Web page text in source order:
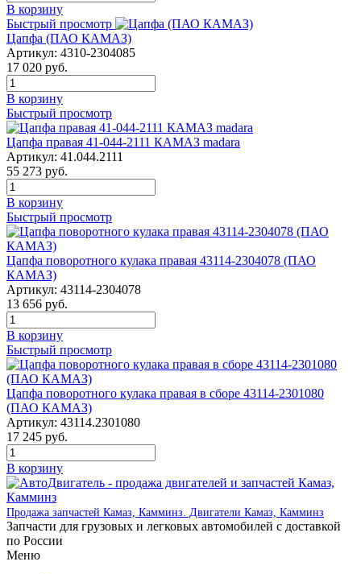
В корзину
Быстрый просмотр
Цапфа (ПАО КАМАЗ)
Артикул: 4310-2304085
17 020 руб.
В корзину
Быстрый просмотр
Цапфа правая 41-044-2111 КАМАЗ madara
Артикул: 41.044.2111
55 273 руб.
В корзину
Быстрый просмотр
Цапфа поворотного кулака правая 43114-2304078 (ПАО
КАМАЗ)
Артикул: 43114-2304078
13 656 руб.
В корзину
Быстрый просмотр
Цапфа поворотного кулака правая в сборе 43114-2301080
(ПАО КАМАЗ)
Артикул: 43114.2301080
17 245 руб.
В корзину
Продажа запчастей Камаз, Камминз. Двигатели Камаз, Камминз
Запчасти для грузовых и легковых автомобилей с доставкой
по России
Меню